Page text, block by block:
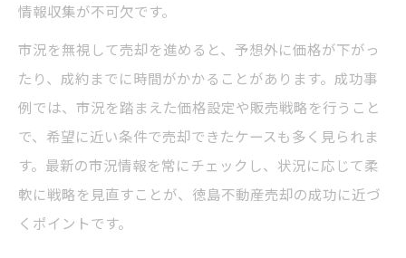
情報収集が不可欠です。
市況を無視して売却を進めると、予想外に価格が下がっ
たり、成約までに時間がかかることがあります。成功事
例では、市況を踏まえた価格設定や販売戦略を行うこと
で、希望に近い条件で売却できたケースも多く見られま
す。最新の市況情報を常にチェックし、状況に応じて柔
軟に戦略を見直すことが、徳島不動産売却の成功に近づ
くポイントです。